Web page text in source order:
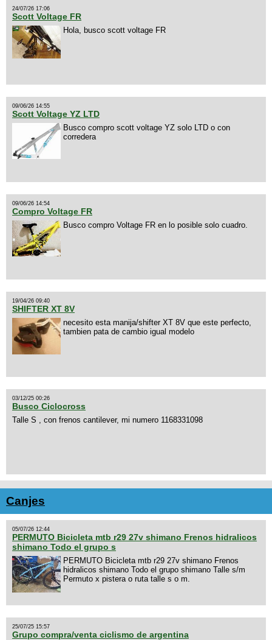
24/07/26 17:06
Scott Voltage FR
Hola, busco scott voltage FR
09/06/26 14:55
Scott Voltage YZ LTD
Busco compro scott voltage YZ solo LTD o con
corredera
09/06/26 14:54
Compro Voltage FR
Busco compro Voltage FR en lo posible solo cuadro.
19/04/26 09:40
SHIFTER XT 8V
necesito esta manija/shifter XT 8V que este perfecto,
tambien pata de cambio igual modelo
03/12/25 00:26
Busco Ciclocross
Talle S , con frenos cantilever, mi numero 1168331098
Canjes
05/07/26 12:44
PERMUTO Bicicleta mtb r29 27v shimano Frenos hidralicos
shimano Todo el grupo s
PERMUTO Bicicleta mtb r29 27v shimano Frenos
hidralicos shimano Todo el grupo shimano Talle s/m
Permuto x pistera o ruta talle s o m.
25/07/25 15:57
Grupo compra/venta ciclismo de argentina